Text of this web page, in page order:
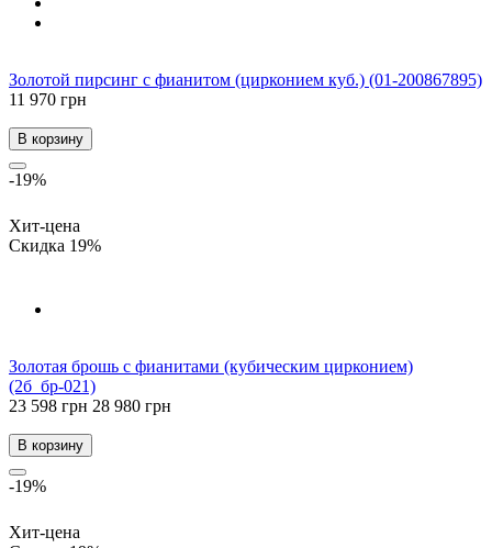
Золотой пирсинг с фианитом (цирконием куб.) (01-200867895)
11 970 грн
В корзину
-19%
Хит-цена
Скидка 19%
Золотая брошь с фианитами (кубическим цирконием)
(2б_бр-021)
23 598 грн 28 980 грн
В корзину
-19%
Хит-цена